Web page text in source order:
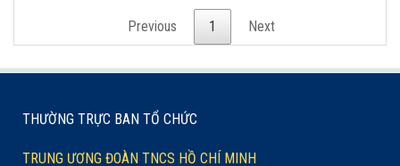
Previous 1 Next
THƯỜNG TRỰC BAN TỔ CHỨC
TRUNG ƯƠNG ĐOÀN TNCS HỒ CHÍ MINH